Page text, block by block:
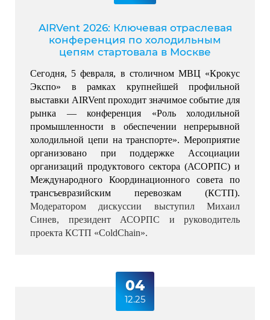
AIRVent 2026: Ключевая отраслевая
конференция по холодильным
цепям стартовала в Москве
Сегодня, 5 февраля, в столичном МВЦ «Крокус
Экспо» в рамках крупнейшей профильной
выставки AIRVent проходит значимое событие для
рынка — конференция «Роль холодильной
промышленности в обеспечении непрерывной
холодильной цепи на транспорте». Мероприятие
организовано при поддержке Ассоциации
организаций продуктового сектора (АСОРПС) и
Международного Координационного совета по
Модератором дискуссии выступил Михаил
Синев, президент АСОРПС и руководитель
проекта КСТП «ColdChain».
04
12.25